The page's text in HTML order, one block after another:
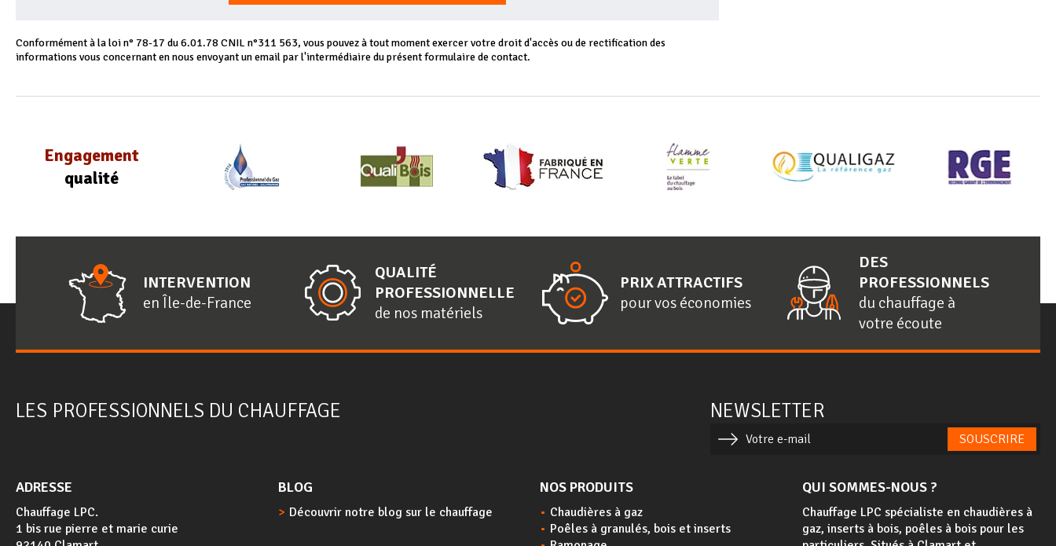
Conformément à la loi n° 78-17 du 6.01.78 CNIL n°311 563, vous pouvez à tout moment exercer votre droit d'accès ou de rectification des
informations vous concernant en nous envoyant un email par l'intermédiaire du présent formulaire de contact.
Engagement
qualité
INTERVENTION
en Île-de-France
QUALITÉ
PROFESSIONNELLE
de nos matériels
PRIX ATTRACTIFS
pour vos économies
DES
PROFESSIONNELS
du chauffage à
votre écoute
NEWSLETTER
SOUSCRIRE
LES PROFESSIONNELS DU CHAUFFAGE
ADRESSE
Chauffage LPC.
1 bis rue pierre et marie curie
BLOG
Découvrir notre blog sur le chauffage
NOS PRODUITS
Chaudières à gaz
Poêles à granulés, bois et inserts
QUI SOMMES-NOUS ?
Chauffage LPC spécialiste en chaudières à
gaz, inserts à bois, poêles à bois pour les